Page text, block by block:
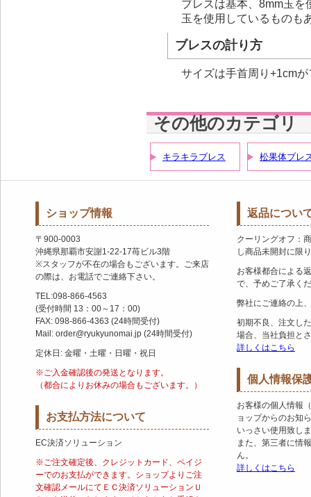
ブレスは基本、8mm玉を
玉を使用しているものも
ブレスの計り方
サイズは手首周り+1cm
その他のカテゴリ
キラキラブレス 松果体ブレ
ショップ情報
〒900-0003
沖縄県那覇市安謝1-22-17苺ビル3階
※スタッフが不在の場合もございます。ご来店
の際は、お電話でご連絡下さい。
TEL:098-866-4563
(受付時間 13：00～17：00)
FAX: 098-866-4363 (24時間受付)
Mail: order@ryukyunomai.jp (24時間受付)
定休日: 金曜・土曜・日曜・祝日
※ご入金確認後の発送となります。
（都合によりお休みの場合もございます。）
お支払方法について
EC決済ソリューション
※ご注文確定後、クレジットカード、ペイジ
ーでのお支払ができます。ショップよりご注
文確認メールにてＥＣ決済ソリューションＵ
返品につい
クーリングオフ：
し商品未開封に限
お客様都合による
で、予めご了承く
弊社にご連絡の上
初期不良、注文し
場合、当社負担と
詳しくはこちら
個人情報保
お客様の個人情報
ョップからのお知
いっさい使用致し
また、第三者に情
ん。
詳しくはこちら